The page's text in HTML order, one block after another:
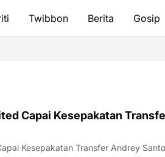
Twibbon Berita Gosip
Capai Kesepakatan
Kesepakatan Transfer Andrey